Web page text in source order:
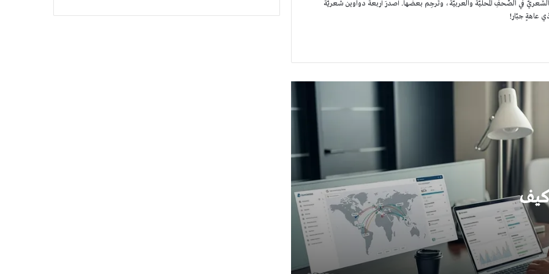
في الصّحفِ المحليّة والعربيّة، وتُرجِم بعضها. أصدرَ أربعة دواوين شعريّة
عاهةٍ جبّار!
كيف
كيف يعيد الستريمر “WIGA” تشكيل تجربة البث
كل ما تحتاج معرفته عن شراء كود تفعيل قراند 5
هل الكتابة الإبداعية موهبة أم مهارة؟
شراء احذية رجالية من متجر العراب، عندما
يجتمع المتجر العصري مع المنتج الأصيل
أفضل شركة مقاولات كهرباء في الرياض: شريكك